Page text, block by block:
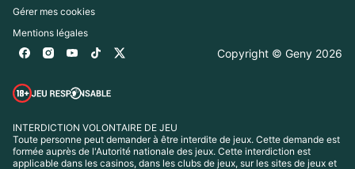
Gérer mes cookies
Mentions légales
Copyright © Geny 2026
INTERDICTION VOLONTAIRE DE JEU
Toute personne peut demander à être interdite de jeux. Cette demande est
formée auprès de l'Autorité nationale des jeux. Cette interdiction est
applicable dans les casinos, dans les clubs de jeux, sur les sites de jeux et